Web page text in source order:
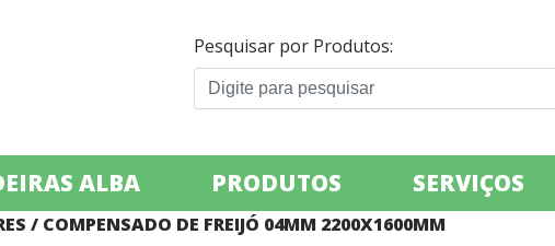
Pesquisar por Produtos:
ALBA PRODUTOS SERVIÇOS
/ COMPENSADO DE FREIJÓ 04MM 2200X1600MM